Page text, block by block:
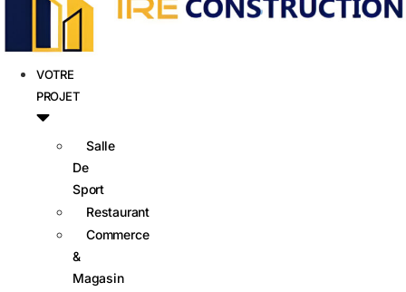
VOTRE
PROJET
Salle
De
Sport
Restaurant
Commerce
&
Magasin